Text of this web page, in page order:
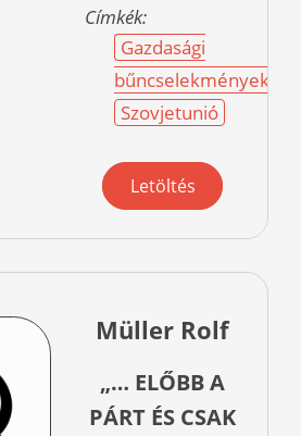
Címkék:
Gazdasági
bűncselekmények
Szovjetunió
Letöltés
Müller Rolf
„… ELŐBB A
PÁRT ÉS CSAK